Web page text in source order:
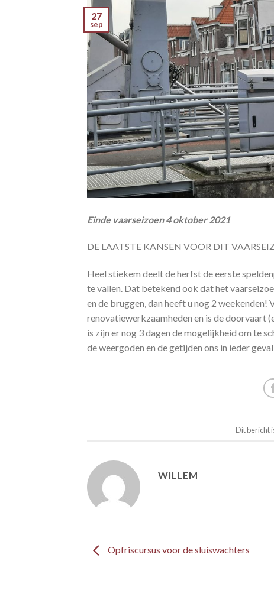
27
sep
Einde vaarseizoen 4 oktober 2021
DE LAATSTE KANSEN VOOR DIT
Heel stiekem deelt de herfst de eerste
te vallen. Dat betekend ook dat het
en de bruggen, dan heeft u nog 2
renovatiewerkzaamheden en is de doorvaart
is zijn er nog 3 dagen de mogelijkheid om te
de weergoden en de getijden ons in ieder
Dit bericht
WILLEM
Opfriscursus voor de sluiswachters